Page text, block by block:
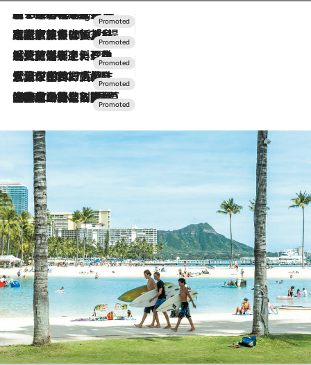
10 Hours Ago
【トンボの足水浴】ヒノキの香りに包まれて涼感マックス！約13℃の湧水かけ流しを避暑地「星野温泉 トンボの湯」で体験
2026.7.31
【ホテル帰省】という選択肢をOMOが提案。家族とほどよい距離を保つには「昼は実家、夜は気兼ねなくホテルで！」
2026.7.24
【夏限定ディナーコース】旬を迎える稚鮎や花ズッキーニなどをイタリア・トスカーナの郷土料理の手法で満喫！
2026.7.17
「土佐和ハーブかき氷」がOMO7高知に登場！生姜、山椒、大葉など目にも舌にも涼を呼ぶ郷土の味
2026.7.10
NEW OPEN！【界 草津】名湯の地に誕生。趣の異なる2種の温泉と上州ならではの会席・蕎麦割烹など美食を味わう究極の癒やし旅